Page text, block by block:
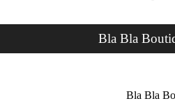
Bla Bla
Bla Bla